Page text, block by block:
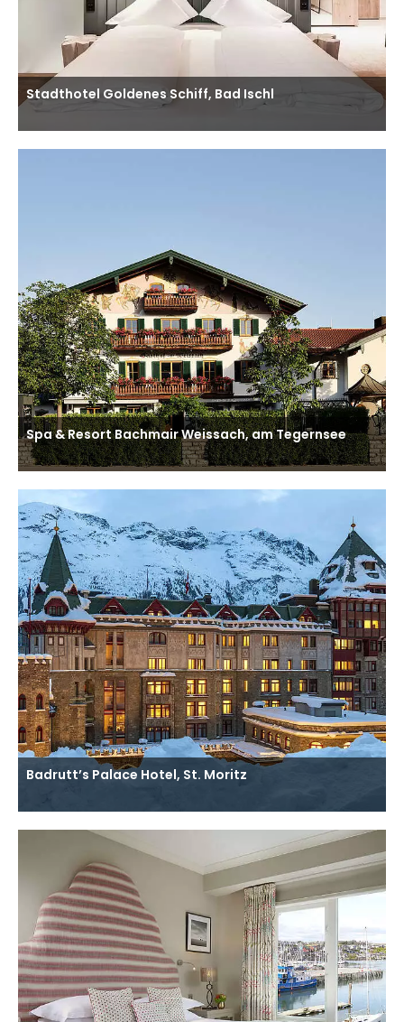
Stadthotel Goldenes Schiff, Bad Ischl
Spa & Resort Bachmair Weissach, am Tegernsee
Badrutt’s Palace Hotel, St. Moritz